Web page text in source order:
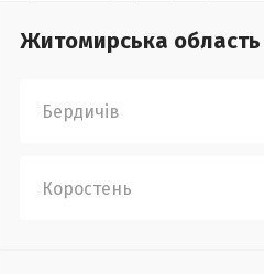
Житомирська область
Бердичів
Коростень